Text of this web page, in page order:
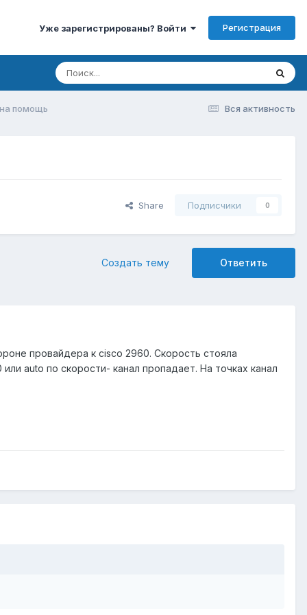
Уже зарегистрированы? Войти Регистрация
Вся активность
помощь
Share Подписчики 0
Ответить
Создать тему
провайдера к cisco 2960. Скорость стояла
auto по скорости- канал пропадает. На точках канал